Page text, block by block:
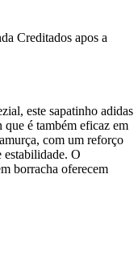
Creditados apos a
este sapatinho adidas
é também eficaz em
com um reforço
estabilidade. O
borracha oferecem